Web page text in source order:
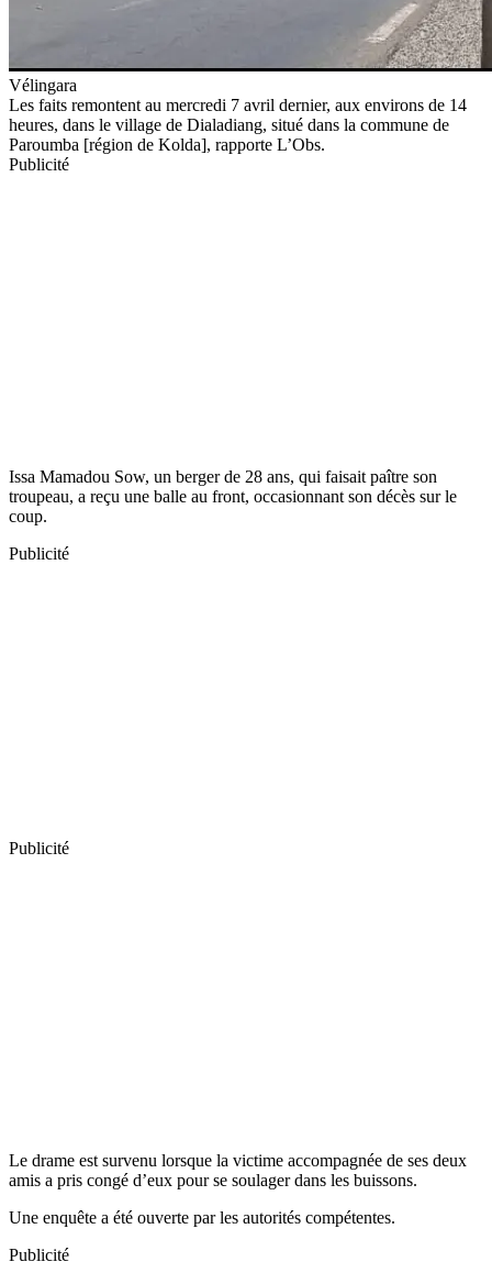
Vélingara
Les faits remontent au mercredi 7 avril dernier, aux environs de 14
heures, dans le village de Dialadiang, situé dans la commune de
Paroumba [région de Kolda], rapporte L’Obs.
Publicité
Issa Mamadou Sow, un berger de 28 ans, qui faisait paître son
troupeau, a reçu une balle au front, occasionnant son décès sur le
coup.
Publicité
Publicité
Le drame est survenu lorsque la victime accompagnée de ses deux
amis a pris congé d’eux pour se soulager dans les buissons.
Une enquête a été ouverte par les autorités compétentes.
Publicité